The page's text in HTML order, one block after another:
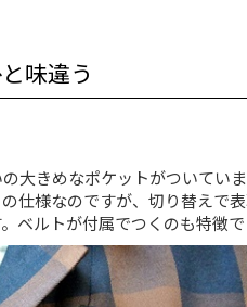
味違う
大きめなポケットがついてい
仕様なのですが、切り替えで
ベルトが付属でつくのも特徴で